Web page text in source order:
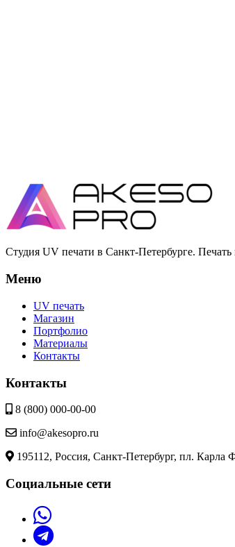
Студия UV печати в Санкт-Петербурге.
Меню
UV печать
Магазин
Портфолио
Материалы
Контакты
Контакты
8 (800) 000-00-00
info@akesopro.ru
195112, Россия, Санкт-Петербург, пл.
Социальные сети